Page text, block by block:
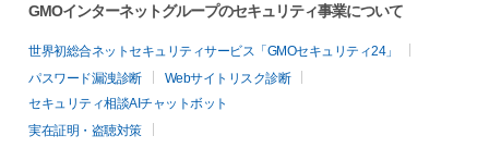
GMOインターネットグループのセキュリティ事業について
世界初総合ネットセキュリティサービス「GMOセキュリティ24」
パスワード漏洩診断
Webサイトリスク診断
セキュリティ相談AIチャットボット
実在証明・盗聴対策